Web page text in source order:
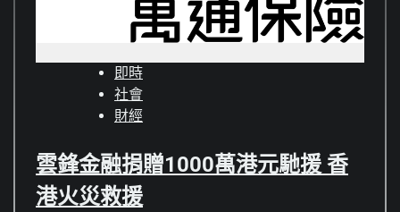
即時
社會
財經
雲鋒金融捐贈1000萬港元馳援 香
港火災救援